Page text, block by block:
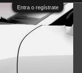
Entra o regístrate